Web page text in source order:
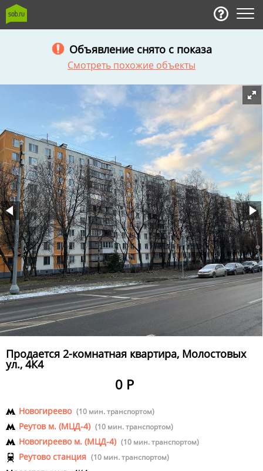
Объявление снято с показа
Смотреть похожие объекты
Продается 2-комнатная квартира, Молостовых
ул., 4К4
0 Р
Новогиреево (10 мин. транспортом)
Реутов м. (МЦД-4) (10 мин. транспортом)
Новогиреево м. (МЦД-4) (10 мин. транспортом)
Реутово станция (10 мин. транспортом)